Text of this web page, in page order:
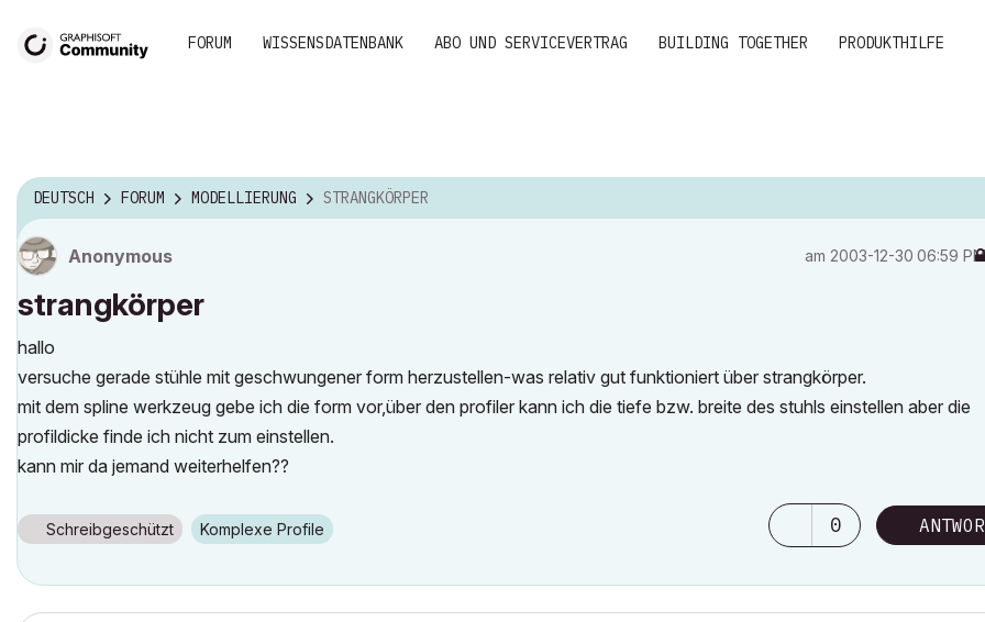
FORUM WISSENSDATENBANK ABO UND SERVICEVERTRAG BUILDING TOGETHER PRODUKTHILFE
DEUTSCH FORUM MODELLIERUNG STRANGKÖRPER
Anonymous am ‎2003-12-30 06:59 PM
strangkörper
hallo
versuche gerade stühle mit geschwungener form herzustellen-was relativ gut funktioniert über strangkörper.
mit dem spline werkzeug gebe ich die form vor,über den profiler kann ich die tiefe bzw. breite des stuhls einstellen aber die
profildicke finde ich nicht zum einstellen.
kann mir da jemand weiterhelfen??
Schreibgeschützt Komplexe Profile 0